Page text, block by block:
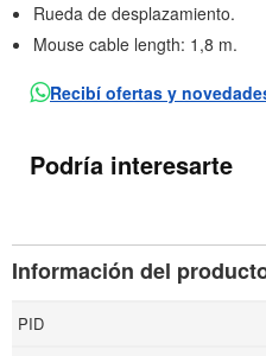
Rueda de desplazamiento.
Mouse cable length: 1,8 m.
Recibí ofertas y
Podría interesarte
Información del
PID